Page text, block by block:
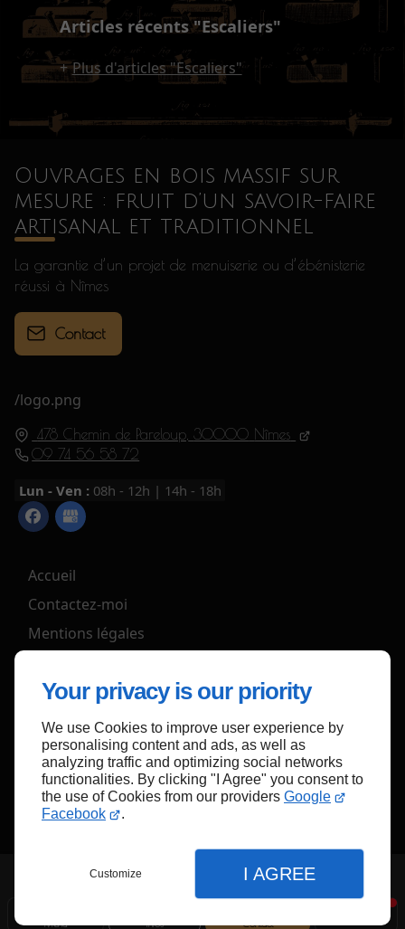
Your privacy is our priority
We use Cookies to improve user experience by
personalising content and ads, as well as
analyzing traffic and optimizing social networks
functionalities. By clicking "I Agree" you consent to
the use of Cookies from our providers Google
Facebook
.
Customize I AGREE
Menu Infos Contact
Articles récents "Escaliers"
Plus d'articles "Escaliers"
/logo.png
478 Chemin de Pareloup, 30000 Nîmes
09 74 56 58 72
Lun - Ven : 08h - 12h | 14h - 18h
Accueil
Contactez-moi
Mentions légales
Ouvrages en bois massif sur
mesure : fruit d’un savoir-faire
artisanal et traditionnel
La garantie d’un projet de menuiserie ou d’ébénisterie
réussi à Nîmes
Contact
Haut de page